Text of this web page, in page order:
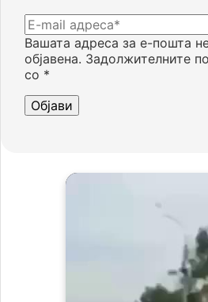
Вашата адреса за е-пошта
објавена. Задолжителните
со *